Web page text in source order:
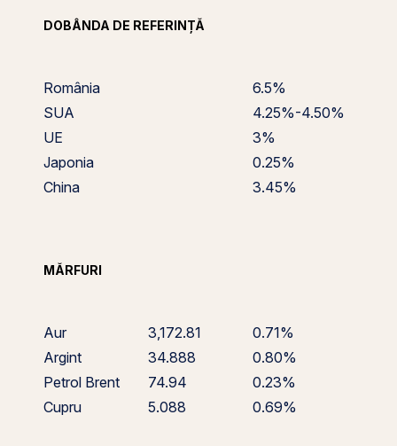
DOBÂNDA DE REFERINȚĂ
România
6.5%
SUA
4.25%-4.50%
UE
3%
Japonia
0.25%
China
3.45%
MĂRFURI
Aur 3,172.81
0.71%
Argint
34.888
0.80%
Petrol Brent
74.94
0.23%
Cupru
5.088 0.69%